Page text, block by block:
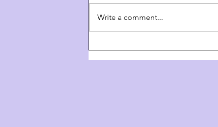
- The 4 Behaviors Of G-D
Write a comment...